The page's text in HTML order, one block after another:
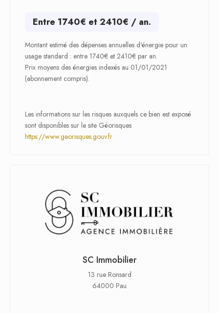
Entre 1740€ et 2410€ / an.
Montant estimé des dépenses annuelles d'énergie pour un
usage standard : entre 1740€ et 2410€ par an.
Prix moyens des énergies indexés au 01/01/2021
(abonnement compris).
Les informations sur les risques auxquels ce bien est exposé
sont disponibles sur le site Géorisques
https://www.georisques.gouv.fr
SC Immobilier
13 rue Ronsard
64000 Pau